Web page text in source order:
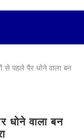
से पहले पैर धोने वाला बन
धोने वाला बन